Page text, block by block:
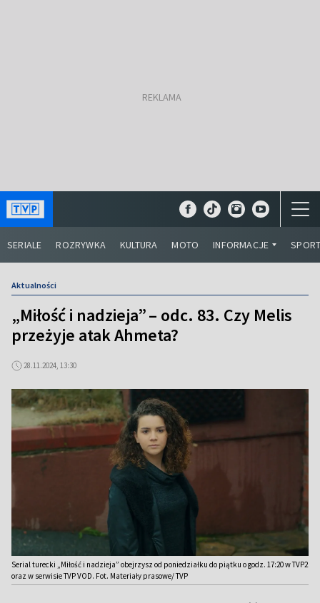
SERIALE ROZRYWKA KULTURA MOTO INFORMACJE
Aktualności
„Miłość i nadzieja” – odc. 83. Czy Melis
przeżyje atak Ahmeta?
28.11.2024, 13:30
Serial turecki „Miłość i nadzieja” obejrzysz od poniedziałku do piątku o godz. 17:20 w TVP2
oraz w serwisie TVP VOD. Fot. Materiały prasowe/ TVP